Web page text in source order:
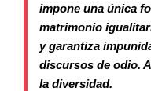
impone una única
matrimonio
y garantiza
discursos de odio.
la diversidad.